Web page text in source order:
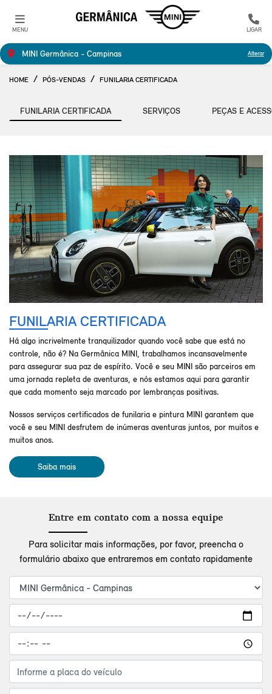
MENU LIGAR
MINI Germânica - Campinas Alterar
HOME PÓS-VENDAS FUNILARIA CERTIFICADA
SERVIÇOS PEÇAS E
FUNILARIA CERTIFICADA
FUNILARIA CERTIFICADA
Há algo incrivelmente tranquilizador quando você sabe que está no
controle, não é? Na Germânica MINI, trabalhamos incansavelmente
para assegurar sua paz de espírito. Você e seu MINI são parceiros em
uma jornada repleta de aventuras, e nós estamos aqui para garantir
que cada momento seja marcado por lembranças positivas.
Nossos serviços certificados de funilaria e pintura MINI garantem que
você e seu MINI desfrutem de inúmeras aventuras juntos, por muitos e
muitos anos.
Saiba mais
Entre em contato com a nossa equipe
Para solicitar mais informações, por favor, preencha o
formulário abaixo que entraremos em contato rapidamente